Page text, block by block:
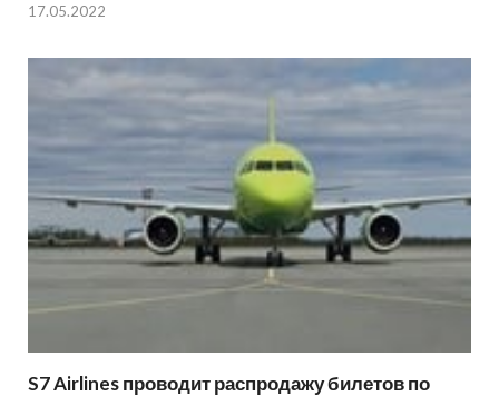
17.05.2022
S7 Airlines проводит распродажу билетов по